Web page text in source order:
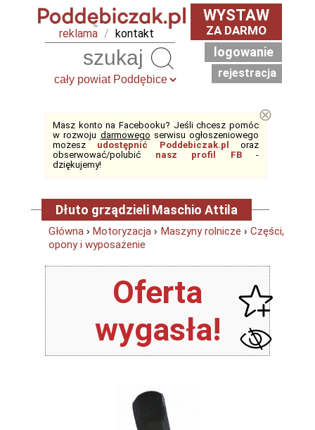
reklama / kontakt
WYSTAW
ZA DARMO
logowanie
rejestracja
Masz konto na Facebooku? Jeśli chcesz pomóc
w rozwoju darmowego serwisu ogłoszeniowego
możesz udostępnić Poddebiczak.pl
oraz
obserwować/polubić nasz profil FB-
dziękujemy!
⊗
Dłuto grządzieli Maschio Attila
Główna ›Motoryzacja › Maszyny rolnicze ›Części,
opony i wyposażenie
Oferta
wygasła!